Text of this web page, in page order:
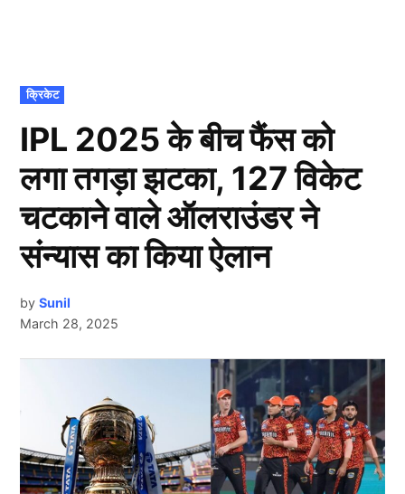
POSTED
IN
क्रिकेट
IPL 2025 के बीच फैंस को
लगा तगड़ा झटका, 127 विकेट
चटकाने वाले ऑलराउंडर ने
संन्यास का किया ऐलान
by Sunil
March 28, 2025